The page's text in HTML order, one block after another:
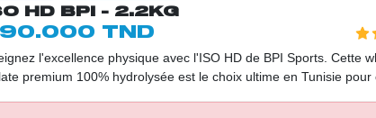
HD BPI - 2.2KG
TND
l'excellence physique avec l'ISO HD de BPI Sports. Cette
premium 100% hydrolysée est le choix ultime en Tunisie pour